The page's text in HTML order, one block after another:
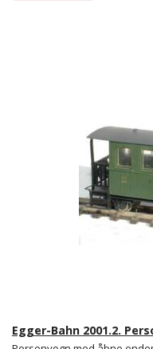
Egger-Bahn 2001.2.